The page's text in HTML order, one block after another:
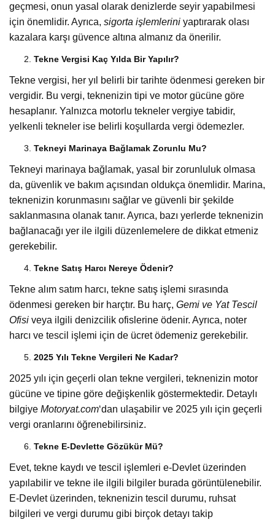
geçmesi, onun yasal olarak denizlerde seyir yapabilmesi
için önemlidir. Ayrıca, sigorta işlemlerini yaptırarak olası
kazalara karşı güvence altına almanız da önerilir.
Tekne Vergisi Kaç Yılda Bir Yapılır?
Tekne vergisi, her yıl belirli bir tarihte ödenmesi gereken bir
vergidir. Bu vergi, teknenizin tipi ve motor gücüne göre
hesaplanır. Yalnızca motorlu tekneler vergiye tabidir,
yelkenli tekneler ise belirli koşullarda vergi ödemezler.
Tekneyi Marinaya Bağlamak Zorunlu Mu?
Tekneyi marinaya bağlamak, yasal bir zorunluluk olmasa
da, güvenlik ve bakım açısından oldukça önemlidir. Marina,
teknenizin korunmasını sağlar ve güvenli bir şekilde
saklanmasına olanak tanır. Ayrıca, bazı yerlerde teknenizin
bağlanacağı yer ile ilgili düzenlemelere de dikkat etmeniz
gerekebilir.
Tekne Satış Harcı Nereye Ödenir?
Tekne alım satım harcı, tekne satış işlemi sırasında
ödenmesi gereken bir harçtır. Bu harç, Gemi ve Yat Tescil
Ofisi veya ilgili denizcilik ofislerine ödenir. Ayrıca, noter
harcı ve tescil işlemi için de ücret ödemeniz gerekebilir.
2025 Yılı Tekne Vergileri Ne Kadar?
2025 yılı için geçerli olan tekne vergileri, teknenizin motor
gücüne ve tipine göre değişkenlik göstermektedir. Detaylı
bilgiye Motoryat.com‘dan ulaşabilir ve 2025 yılı için geçerli
vergi oranlarını öğrenebilirsiniz.
Tekne E-Devlette Gözükür Mü?
Evet, tekne kaydı ve tescil işlemleri e-Devlet üzerinden
yapılabilir ve tekne ile ilgili bilgiler burada görüntülenebilir.
E-Devlet üzerinden, teknenizin tescil durumu, ruhsat
bilgileri ve vergi durumu gibi birçok detayı takip